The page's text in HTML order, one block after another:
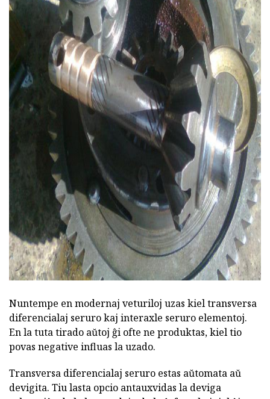
ad
Nuntempe en modernaj veturiloj uzas kiel transversa
diferencialaj seruro kaj interaxle seruro elementoj.
En la tuta tirado aŭtoj ĝi ofte ne produktas, kiel tio
povas negative influas la uzado.
Transversa diferencialaj seruro estas aŭtomata aŭ
devigita. Tiu lasta opcio antauxvidas la deviga